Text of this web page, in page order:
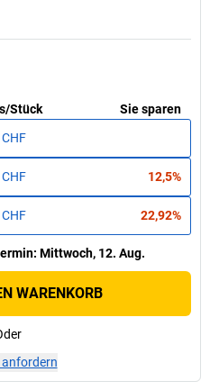
/Stück
Sie sparen
12,5%
22,92%
: Mittwoch, 12. Aug.
WARENKORB